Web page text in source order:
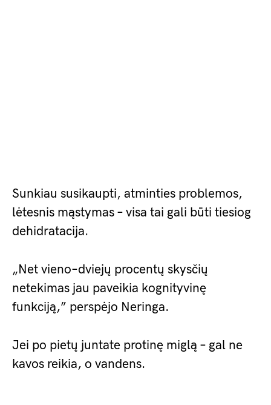
Sunkiau susikaupti, atminties problemos,
lėtesnis mąstymas – visa tai gali būti tiesiog
dehidratacija.
„Net vieno–dviejų procentų skysčių
netekimas jau paveikia kognityvinę
funkciją,” perspėjo Neringa.
Jei po pietų juntate protinę miglą – gal ne
kavos reikia, o vandens.